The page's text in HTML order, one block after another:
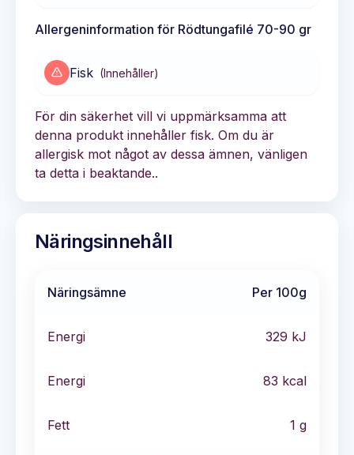
Allergeninformation för Rödtungafilé 70-90 gr
Fisk (Innehåller)
För din säkerhet vill vi uppmärksamma att
denna produkt innehåller fisk. Om du är
allergisk mot något av dessa ämnen, vänligen
ta detta i beaktande..
Näringsinnehåll
Näringsämne Per 100g
Energi 329 kJ
Energi 83 kcal
Fett 1 g